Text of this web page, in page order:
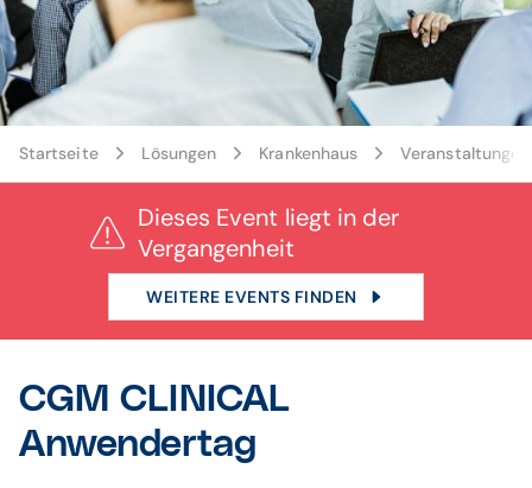
Startseite Lösungen Krankenhaus Veranstaltungen
Dieses Event liegt in der
Vergangenheit
WEITERE EVENTS FINDEN
CGM CLINICAL
Anwendertag